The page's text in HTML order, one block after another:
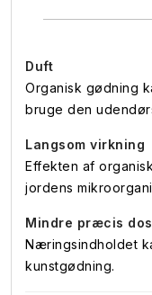
Duft
Organisk gødning
bruge den
Langsom virkning
Effekten af
jordens
Mindre præcis
Næringsindholdet
kunstgødning.